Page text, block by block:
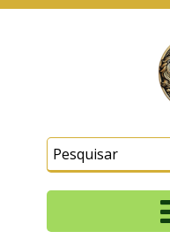
similares para lembrar e
nosso site, analisar seu
e serviços, ajudar com
marketing e fornecer
Termos e